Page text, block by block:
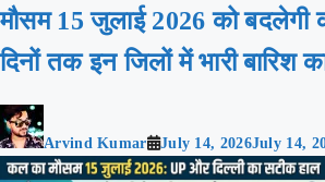
मौसम 15 जुलाई 2026 को
दिनों तक इन जिलों में भारी बारिश
Arvind Kumar July 14, 2026July 14,